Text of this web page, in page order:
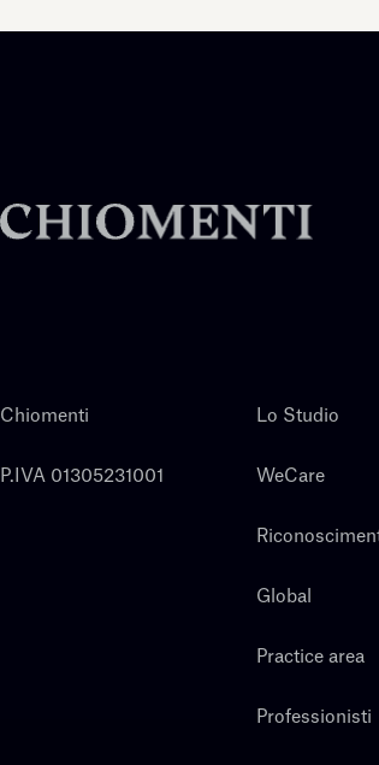
Chiomenti
P.IVA 01305231001
Lo Studio
WeCare
Global
Practice area
Professionisti